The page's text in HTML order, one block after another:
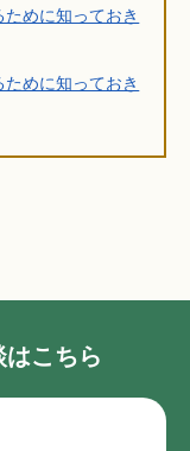
めに知っておき
めに知っておき
こちら